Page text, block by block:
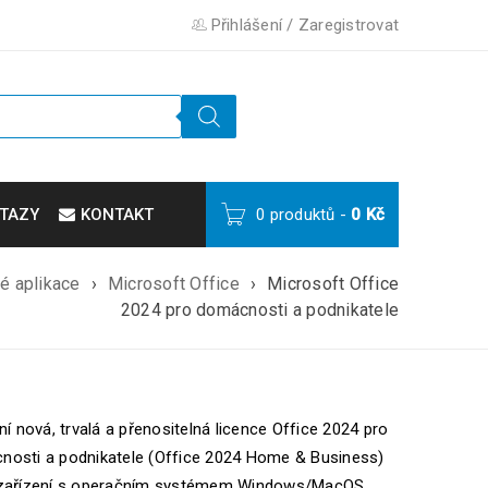
Přihlášení/ Zaregistrovat
KONTAKT 0 produktů - 0 Kč
aplikace › Microsoft Office ›
Microsoft Office
2024 pro domácnosti a podnikatele
nová, trvalá a přenositelná licence Office 2024 pro
a podnikatele (Office 2024 Home & Business)